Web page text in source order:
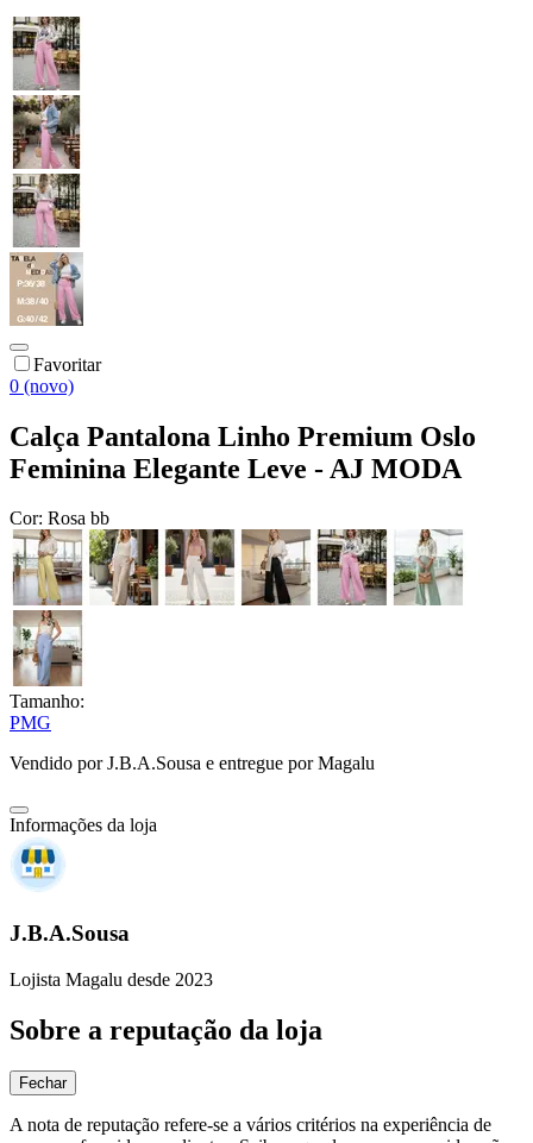
Favoritar
0 (novo)
Calça Pantalona Linho Premium Oslo
Feminina Elegante Leve - AJ MODA
Cor: Rosa bb
Tamanho:
PMG
Vendido porJ.B.A.Sousa e entregue por Magalu
Informações da loja
J.B.A.Sousa
Lojista Magalu desde 2023
Sobre a reputação da loja
Fechar
A nota de reputação refere-se a vários critérios na experiência de